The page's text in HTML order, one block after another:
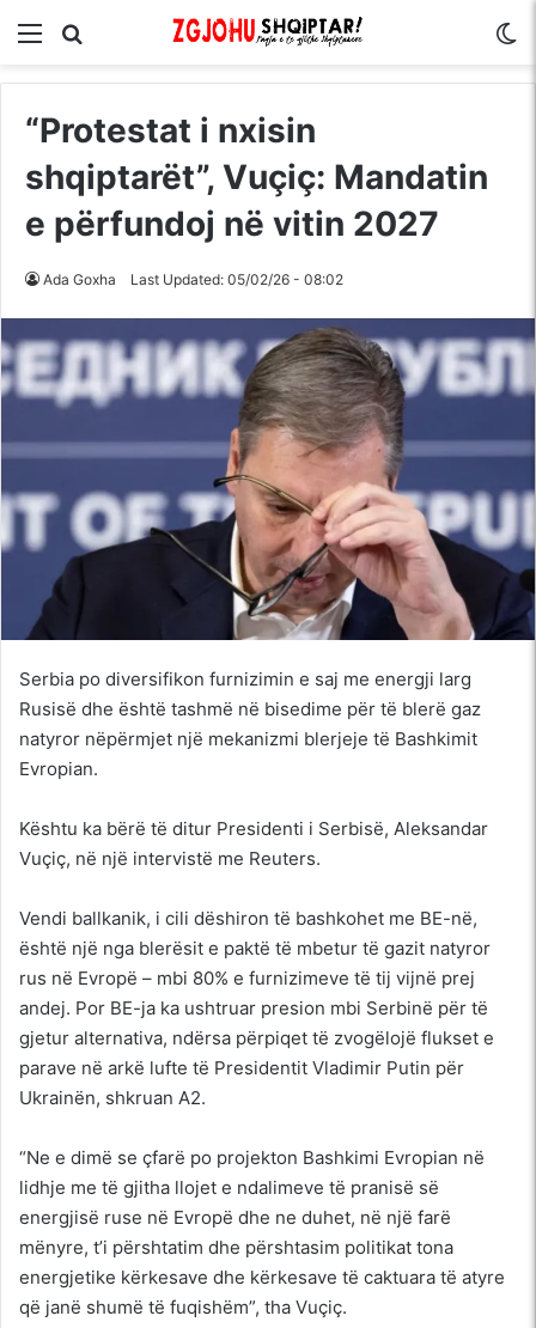
Menu
“Protestat i nxisin
shqiptarët”, Vuçiç: Mandatin
e përfundoj në vitin 2027
Ada Goxha Last Updated: 05/02/26 - 08:02
Serbia po diversifikon furnizimin e saj me energji larg
Rusisë dhe është tashmë në bisedime për të blerë gaz
natyror nëpërmjet një mekanizmi blerjeje të Bashkimit
Evropian.
Kështu ka bërë të ditur Presidenti i Serbisë, Aleksandar
Vuçiç, në një intervistë me Reuters.
Vendi ballkanik, i cili dëshiron të bashkohet me BE-në,
është një nga blerësit e paktë të mbetur të gazit natyror
rus në Evropë – mbi 80% e furnizimeve të tij vijnë prej
andej. Por BE-ja ka ushtruar presion mbi Serbinë për të
gjetur alternativa, ndërsa përpiqet të zvogëlojë flukset e
parave në arkë lufte të Presidentit Vladimir Putin për
Ukrainën, shkruan A2.
“Ne e dimë se çfarë po projekton Bashkimi Evropian në
lidhje me të gjitha llojet e ndalimeve të pranisë së
energjisë ruse në Evropë dhe ne duhet, në një farë
mënyre, t’i përshtatim dhe përshtasim politikat tona
energjetike kërkesave dhe kërkesave të caktuara të atyre
që janë shumë të fuqishëm”, tha Vuçiç.